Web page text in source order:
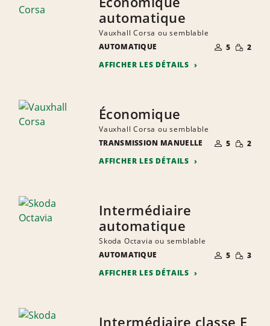
automatique
Vauxhall Corsa ou semblable
AUTOMATIQUE
NOMBRE DE
PERSONNES
5 RÉDUITE
2
AFFICHER LES DÉTAILS
Économique
Vauxhall Corsa ou semblable
TRANSMISSION MANUELLE
NOMBRE DE
PERSONNES
5 RÉDUITE
2
AFFICHER LES DÉTAILS
Intermédiaire
automatique
Skoda Octavia ou semblable
AUTOMATIQUE
NOMBRE DE
PERSONNES
5 RÉDUITE
3
AFFICHER LES DÉTAILS
Intermédiaire classe E